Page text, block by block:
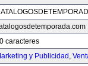
caracteres
y Publicidad ,